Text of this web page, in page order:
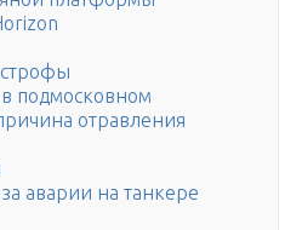
подмосковном
отравления
аварии на танкере